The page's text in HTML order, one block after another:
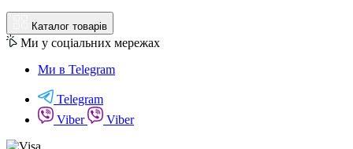
Каталог товарів
Ми у соціальних мережах
Ми в Telegram
Telegram
Viber
Viber